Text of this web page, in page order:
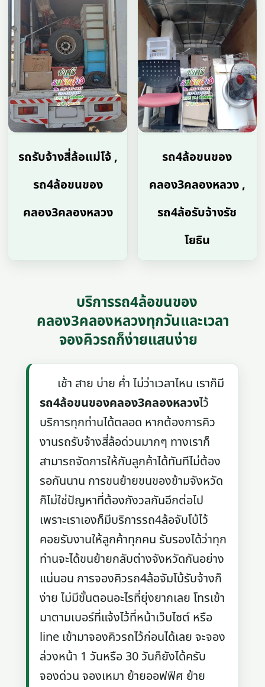
รถรับจ้างสี่ล้อแม่โจ้ ,
รถ4ล้อขนของ
คลอง3คลองหลวง
รถ4ล้อขนของ
คลอง3คลองหลวง ,
รถ4ล้อรับจ้างรัช
โยธิน
บริการรถ4ล้อขนของ
คลอง3คลองหลวงทุกวันและเวลา
จองคิวรถก็ง่ายแสนง่าย
เช้า สาย บ่าย ค่ำ ไม่ว่าเวลาไหน เราก็มี
รถ4ล้อขนของคลอง3คลองหลวงไว้
บริการทุกท่านได้ตลอด หากต้องการคิว
งานรถรับจ้างสี่ล้อด่วนมากๆ ทางเราก็
สามารถจัดการให้กับลูกค้าได้ทันทีไม่ต้อง
รอกันนาน การขนย้ายขนของข้ามจังหวัด
ก็ไม่ใช่ปัญหาที่ต้องกังวลกันอีกต่อไป
เพราะเราเองก็มีบริการรถ4ล้อจับโบ้ไว้
คอยรับงานให้ลูกค้าทุกคน รับรองได้ว่าทุก
ท่านจะได้ขนย้ายกลับต่างจังหวัดกันอย่าง
แน่นอน การจองคิวรถ4ล้อจัมโบ้รับจ้างก็
ง่าย ไม่มีขั้นตอนอะไรที่ยุ่งยากเลย โทรเข้า
มาตามเบอร์ที่แจ้งไว้ที่หน้าเว็บไซต์ หรือ
line เข้ามาจองคิวรถไว้ก่อนได้เลย จะจอง
ล่วงหน้า 1 วันหรือ 30 วันก็ยังได้ครับ
จองด่วน จองเหมา ย้ายออฟฟิศ ย้าย